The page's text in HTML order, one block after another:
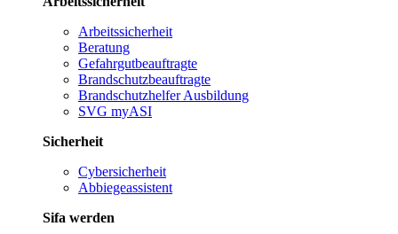
Arbeitssicherheit
Beratung
Gefahrgutbeauftragte
Brandschutzbeauftragte
Brandschutzhelfer Ausbildung
SVG myASI
Sicherheit
Cybersicherheit
Abbiegeassistent
Sifa werden